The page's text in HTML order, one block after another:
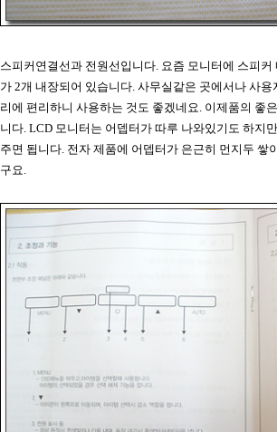
스피커연결선과 전원선입니다. 요즘 모니터에 스피
가 2개 내장되어 있습니다. 사무실같은 곳에서나 사
리에 편리하니 사용하는 것도 좋겠네요. 이제품의 좋
니다. LCD 모니터는 어뎁터가 따루 나와있기도 하지
주면 됩니다. 전자 제품에 어뎁터가 은근히 먼지두
구요.